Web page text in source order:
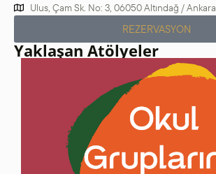
Ulus, Çam Sk. No: 3, 06050 Altındağ / Ankara
REZERVASYON
Yaklaşan Atölyeler